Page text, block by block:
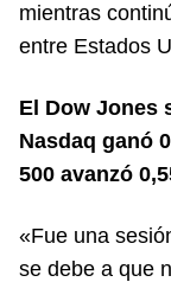
mientras
entre Estados
El Dow Jones
Nasdaq ganó
500 avanzó
«Fue una
se debe a que